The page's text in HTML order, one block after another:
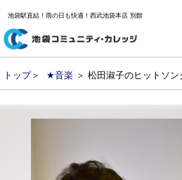
池袋駅直結！雨の日も快適！西武池袋本店 別館
トップ＞ ★音楽 ＞ 松田淑子のヒットソン